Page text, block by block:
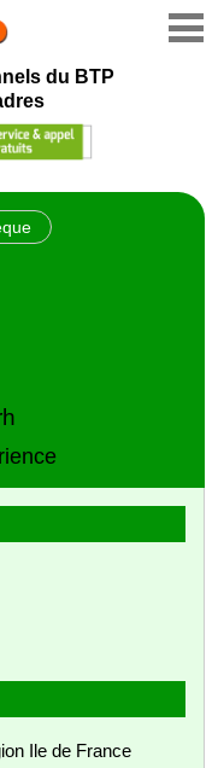
du BTP
Ile de France